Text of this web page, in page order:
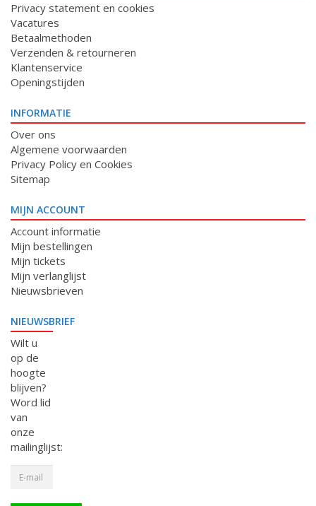
Privacy statement en cookies
Vacatures
Betaalmethoden
Verzenden & retourneren
Klantenservice
Openingstijden
INFORMATIE
Over ons
Algemene voorwaarden
Privacy Policy en Cookies
Sitemap
MIJN ACCOUNT
Account informatie
Mijn bestellingen
Mijn tickets
Mijn verlanglijst
Nieuwsbrieven
NIEUWSBRIEF
Wilt u
op de
hoogte
blijven?
Word lid
van
onze
mailinglijst: